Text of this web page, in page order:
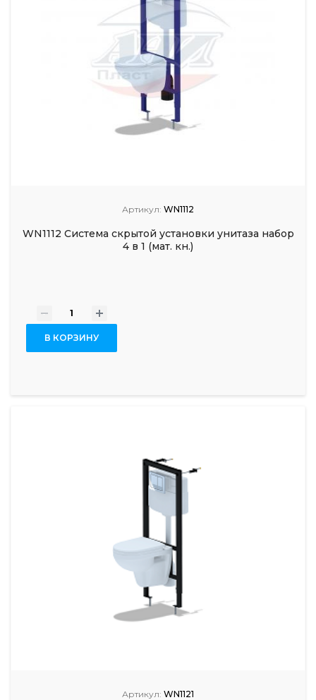
Артикул: WN1112
WN1112 Система скрытой установки унитаза набор
4 в 1 (мат. кн.)
- +
В КОРЗИНУ
Артикул: WN1121